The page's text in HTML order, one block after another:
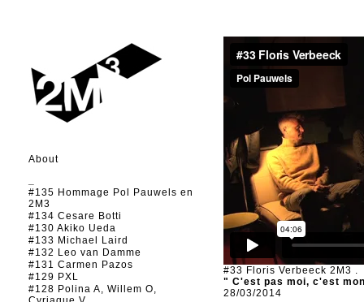
About
#135 Hommage Pol Pauwels en
2M3
#134 Cesare Botti
#130 Akiko Ueda
#133 Michael Laird
#132 Leo van Damme
#131 Carmen Pazos
#129 PXL
#128 Polina A, Willem O,
#33 Floris Verbeeck 2M3 .
" C'est pas moi, c'est
28/03/2014